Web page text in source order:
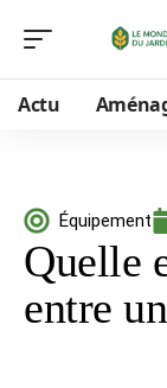
Actu
Équipement
Quelle
entre